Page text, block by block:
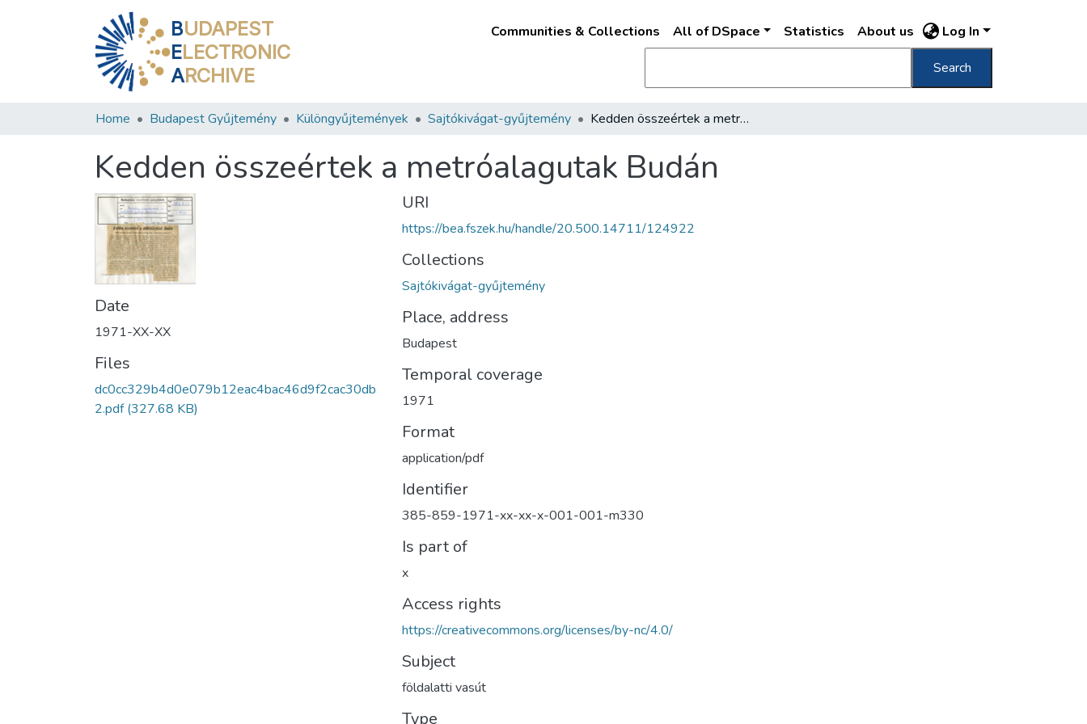
BUDAPEST
ELECTRONIC
ARCHIVE
Communities & Collections All of DSpace Statistics About us Log In
Search
Home Budapest Gyűjtemény Különgyűjtemények Sajtókivágat-gyűjtemény Kedden összeértek a metróalagutak Budán
Kedden összeértek a metróalagutak Budán
Date
1971-XX-XX
Files
dc0cc329b4d0e079b12eac4bac46d9f2cac30db
2.pdf(327.68 KB)
URI
https://bea.fszek.hu/handle/20.500.14711/124922
Collections
Sajtókivágat-gyűjtemény
Place, address
Budapest
Temporal coverage
1971
Format
application/pdf
Identifier
385-859-1971-xx-xx-x-001-001-m330
Is part of
x
Access rights
https://creativecommons.org/licenses/by-nc/4.0/
Subject
földalatti vasút
Type